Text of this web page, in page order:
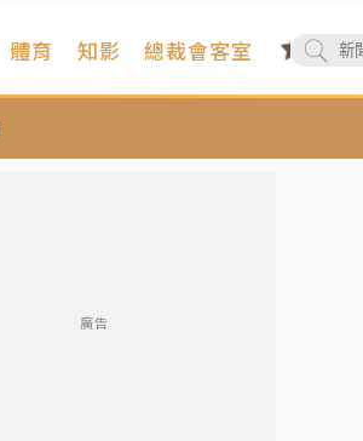
體育 知影 總裁會客室
廣告